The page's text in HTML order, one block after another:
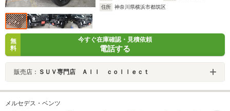
住所
神奈川県横浜市都筑区
無
料
今すぐ在庫確認・見積依頼
電話する
販売店： ＳＵＶ専門店 Ａｌｌ ｃｏｌｌｅｃｔ
メルセデス・ベンツ